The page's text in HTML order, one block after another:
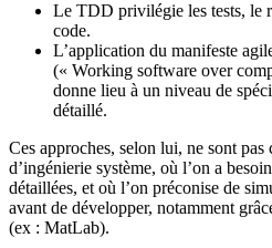
Le TDD privilégie les tests, le
code.
L’application du manifeste
(« Working software over
donne lieu à un niveau de
détaillé.
Ces approches, selon lui, ne sont
d’ingénierie système, où l’on a
détaillées, et où l’on préconise de
avant de développer, notamment
(ex : MatLab).